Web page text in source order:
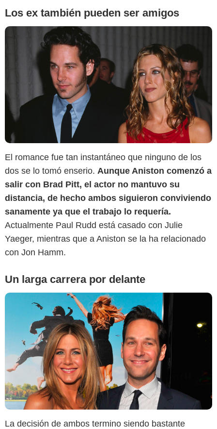
Los ex también pueden ser amigos
El romance fue tan instantáneo que ninguno de los
dos se lo tomó enserio. Aunque Aniston comenzó a
salir con Brad Pitt, el actor no mantuvo su
distancia, de hecho ambos siguieron conviviendo
sanamente ya que el trabajo lo requería.
Actualmente Paul Rudd está casado con Julie
Yaeger, mientras que a Aniston se la ha relacionado
con Jon Hamm.
Un larga carrera por delante
SensaCine Latam
La decisión de ambos termino siendo bastante